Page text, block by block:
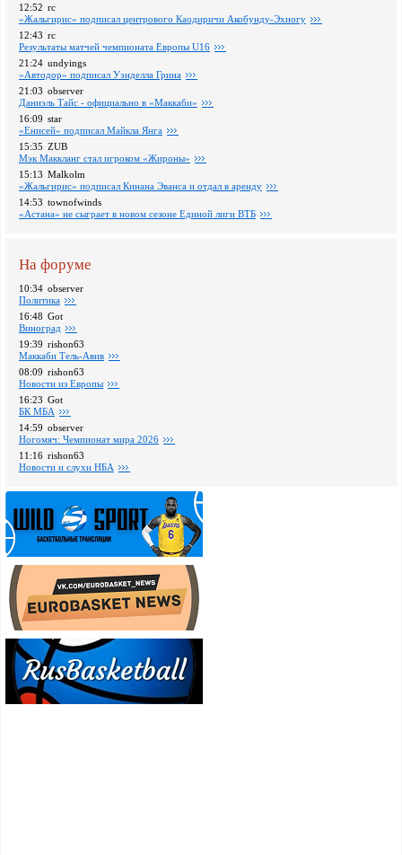
12:52 rc
«Жальгирис» подписал центрового Каодиричи Акобунду-Эхиогу
12:43 rc
Pезультаты матчей чемпионата Европы U16
21:24 undyings
«Автодор» подписал Уэнделла Грина
21:03 observer
Даниэль Тайс - официально в «Маккаби»
16:09 star
«Енисей» подписал Майкла Янга
15:35 ZUB
Мэк Маккланг стал игроком «Жироны»
15:13 Malkolm
«Жальгирис» подписал Кинана Эванса и отдал в аренду
14:53 townofwinds
«Астана» не сыграет в новом сезоне Единой лиги ВТБ
На форуме
10:34 observer
Политика
16:48 Got
Виноград
19:39 rishon63
Маккаби Тель-Авив
08:09 rishon63
Новости из Европы
16:23 Got
БК МБА
14:59 observer
Ногомяч: Чемпионат мира 2026
11:16 rishon63
Новости и слухи НБА